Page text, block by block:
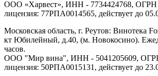
ООО «Харвест», ИНН - 7734424768, ОГРН
лицензия: 77РПА0014565, действует до
Московская область, г. Реутов: Винотека
кт Юбилейный, д.40, (м. Новокосино).
часов.
ООО "Мир вина", ИНН - 5041205609, ОГРН
лицензия: 50РПА0015131, действует до